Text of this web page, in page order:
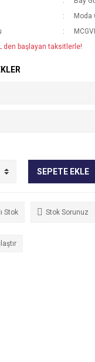
Moda
den başlayan taksitlerle!
SEPETE EKLE
Stok Stok Sorunuz